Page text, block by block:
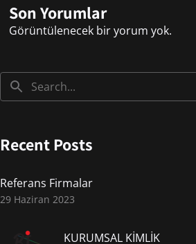
Son Yorumlar
Görüntülenecek bir yorum yok.
Recent Posts
Referans Firmalar
29 Haziran 2023
KURUMSAL KİMLİK